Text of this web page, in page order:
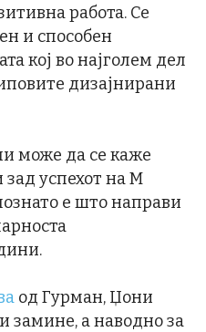
работа. Се
и способен
кој во најголем дел
дизајнирани
може да се каже
зад успехот на М
е што направи
од Гурман, Џони
замине, а наводно за